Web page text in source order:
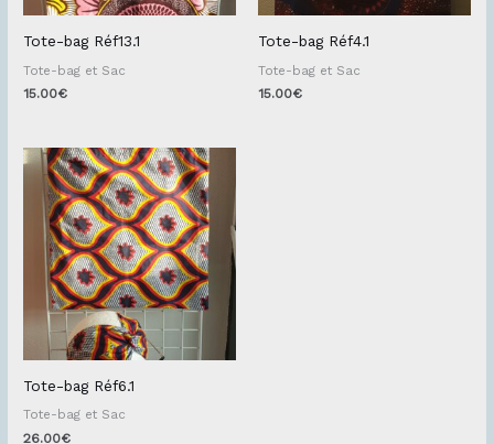
Tote-bag Réf13.1
Tote-bag et Sac
15.00€
Tote-bag Réf4.1
Tote-bag et Sac
15.00€
Tote-bag Réf6.1
Tote-bag et Sac
26.00€